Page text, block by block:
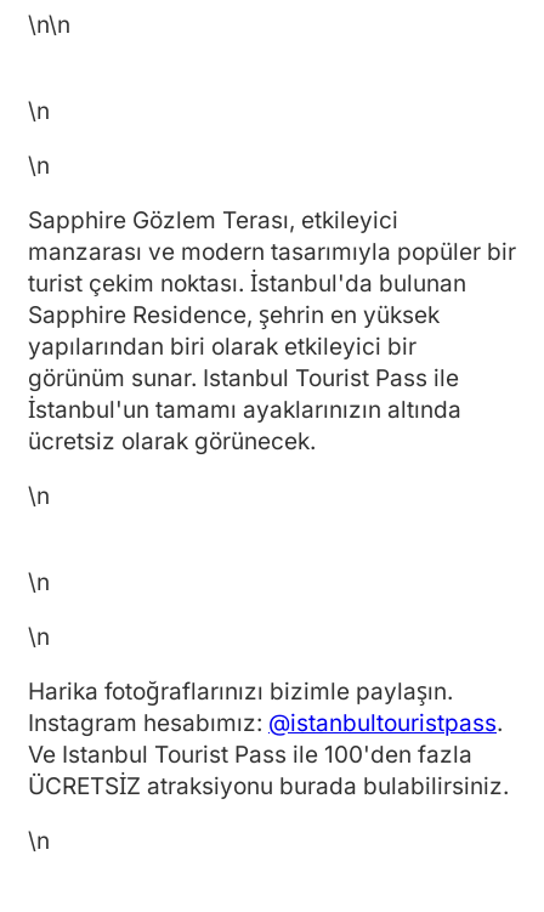
\n\n
\n
\n
Sapphire Gözlem Terası, etkileyici
manzarası ve modern tasarımıyla popüler bir
turist çekim noktası. İstanbul'da bulunan
Sapphire Residence, şehrin en yüksek
yapılarından biri olarak etkileyici bir
görünüm sunar. Istanbul Tourist Pass ile
İstanbul'un tamamı ayaklarınızın altında
ücretsiz olarak görünecek.
\n
\n
\n
Harika fotoğraflarınızı bizimle paylaşın.
Instagram hesabımız: @istanbultouristpass.
Ve Istanbul Tourist Pass ile 100'den fazla
ÜCRETSİZ atraksiyonu burada bulabilirsiniz.
\n